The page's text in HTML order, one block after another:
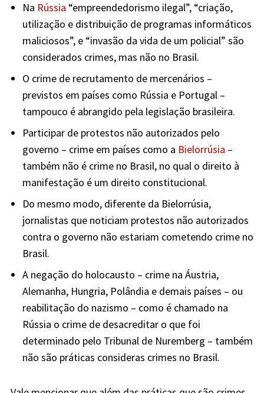
Na Rússia “empreendedorismo ilegal”, “criação,
utilização e distribuição de programas informáticos
maliciosos”, e “invasão da vida de um policial” são
considerados crimes, mas não no Brasil.
O crime de recrutamento de mercenários –
previstos em países como Rússia e Portugal –
tampouco é abrangido pela legislação brasileira.
Participar de protestos não autorizados pelo
governo – crime em países como a Bielorrúsia –
também não é crime no Brasil, no qual o direito à
manifestação é um direito constitucional.
Do mesmo modo, diferente da Bielorrúsia,
jornalistas que noticiam protestos não autorizados
contra o governo não estariam cometendo crime no
Brasil.
A negação do holocausto – crime na Áustria,
Alemanha, Hungria, Polândia e demais países – ou
reabilitação do nazismo – como é chamado na
Rússia o crime de desacreditar o que foi
determinado pelo Tribunal de Nuremberg – também
não são práticas consideras crimes no Brasil.